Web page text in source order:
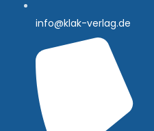
info@klak-verlag.de